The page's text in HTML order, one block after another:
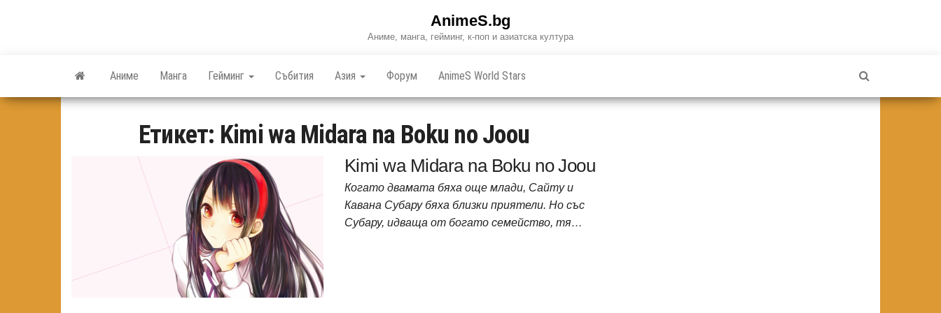
AnimeS.bg
Аниме, манга, гейминг, к-поп и азиатска култура
Аниме Манга Гейминг Събития Азия Форум AnimeS World Stars
Етикет: Kimi wa Midara na Boku no Joou
Kimi wa Midara na Boku no Joou
Когато двамата бяха още млади, Сайту и
Кавана Субару бяха близки приятели. Но със
Субару, идваща от богато семейство, тя…